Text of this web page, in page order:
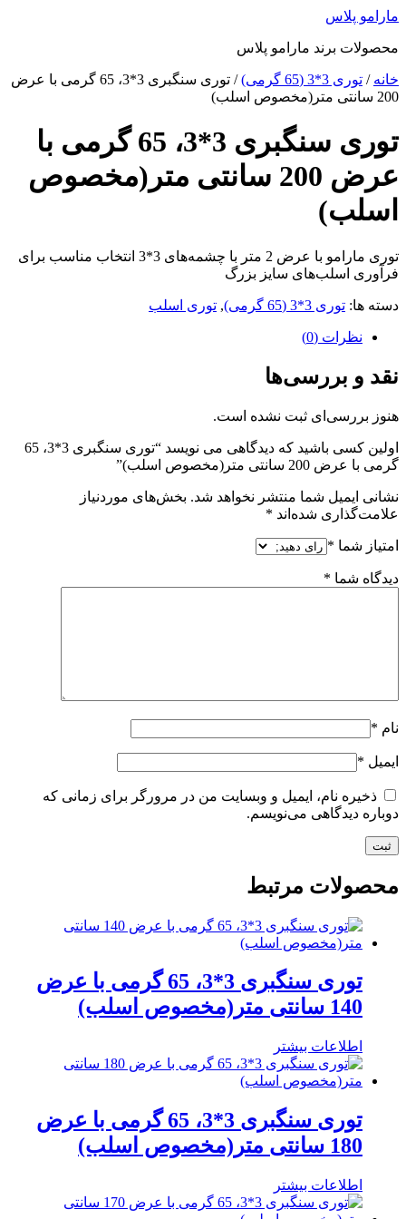
پرش
محتوا
مارامو پلاس
محصولات برند مارامو پلاس
خانه / توری 3*3 (65 گرمی)
/ توری سنگبری 3*3، 65 گرمی با عرض
200 سانتی متر(مخصوص اسلب)
توری سنگبری 3*3، 65 گرمی با
عرض 200 سانتی متر(مخصوص
اسلب)
توری مارامو با عرض 2 متر با چشمه‌های 3*3 انتخاب مناسب برای
فرآوری اسلب‌های سایز بزرگ
دسته ها: توری 3*3 (65 گرمی) , توری اسلب
نظرات (0)
نقد و بررسی‌ها
هنوز بررسی‌ای ثبت نشده است.
اولین کسی باشید که دیدگاهی می نویسد “توری سنگبری 3*3، 65
گرمی با عرض 200 سانتی متر(مخصوص اسلب)”
نشانی ایمیل شما منتشر نخواهد شد. بخش‌های موردنیاز
علامت‌گذاری شده‌اند *
امتیاز شما *
دیدگاه شما *
نام *
ایمیل *
ذخیره نام، ایمیل و وبسایت من در مرورگر برای زمانی که
دوباره دیدگاهی می‌نویسم.
محصولات مرتبط
توری سنگبری 3*3، 65 گرمی با عرض
140 سانتی متر(مخصوص اسلب)
اطلاعات بیشتر
توری سنگبری 3*3، 65 گرمی با عرض
180 سانتی متر(مخصوص اسلب)
اطلاعات بیشتر